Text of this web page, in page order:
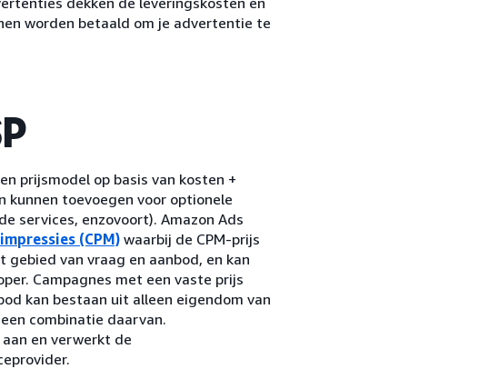
worden betaald om je advertentie te
prijsmodel op basis van kosten +
toevoegen voor optionele
services, enzovoort). Amazon Ads
(CPM) waarbij de CPM-prijs
van vraag en aanbod, en kan
Campagnes met een vaste prijs
kan bestaan uit alleen eigendom van
combinatie daarvan.
en verwerkt de